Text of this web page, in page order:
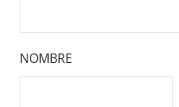
NOMBRE